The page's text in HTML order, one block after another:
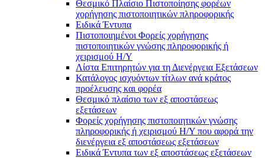
Θεσμικό Πλαίσιο Πιστοποίησης φορέων
χορήγησης πιστοποιητικών πληροφορικής
Ειδικά Έντυπα
Πιστοποιημένοι Φορείς χορήγησης
πιστοποιητικών γνώσης πληροφορικής ή
χειρισμού Η/Υ
Λίστα Επιτηρητών για τη Διενέργεια Εξετάσεων
Κατάλογος ισχυόντων τίτλων ανά κράτος
προέλευσης και φορέα
Θεσμικό πλαίσιο των εξ αποστάσεως
εξετάσεων
Φορείς χορήγησης πιστοποιητικών γνώσης
πληροφορικής ή χειρισμού Η/Υ που αφορά την
διενέργεια εξ αποστάσεως εξετάσεων
Ειδικά Έντυπα των εξ αποστάσεως εξετάσεων